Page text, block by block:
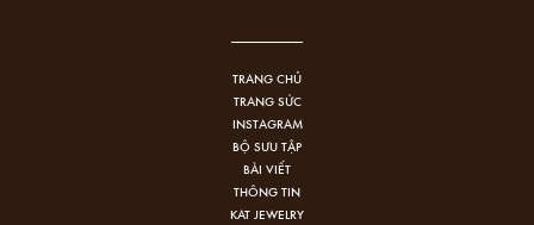
TRANG CHỦ
TRANG SỨC
INSTAGRAM
BỘ SƯU TẬP
BÀI VIẾT
THÔNG TIN
KAT JEWELRY